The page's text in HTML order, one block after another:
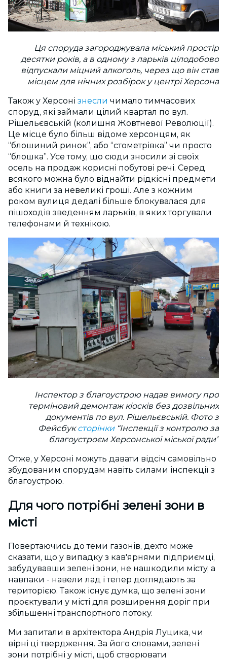
Ця споруда загороджувала міський простір
десятки років, а в одному з ларьків цілодобово
відпускали міцний алкоголь, через що він став
місцем для нічних розбірок у центрі Херсона
Також у Херсоні знесли чимало тимчасових
споруд, які займали цілий квартал по вул.
Рішельєвській (колишня Жовтневої Революції).
Це місце було більш відоме херсонцям, як
“блошиний ринок”, або “стометрівка” чи просто
“блошка”. Усе тому, що сюди зносили зі своїх
осель на продаж корисні побутові речі. Серед
всякого можна було віднайти рідкісні предмети
або книги за невеликі гроші. Але з кожним
роком вулиця дедалі більше блокувалася для
пішоходів зведенням ларьків, в яких торгували
телефонами й технікою.
Інспектор з благоустрою надав вимогу про
терміновий демонтаж кіосків без дозвільних
документів по вул. Рішельєвській. Фото з
Фейсбуксторінки “Інспекції з контролю за
благоустроєм Херсонської міської ради”
Отже, у Херсоні можуть давати відсіч самовільно
збудованим спорудам навіть силами інспекції з
благоустрою.
Для чого потрібні зелені зони в
місті
Повертаючись до теми газонів, дехто може
сказати, що у випадку з кав'ярнями підприємці,
забудувавши зелені зони, не нашкодили місту, а
навпаки - навели лад і тепер доглядають за
територією. Також існує думка, що зелені зони
проєктували у місті для розширення доріг при
збільшенні транспортного потоку.
Ми запитали в архітектора Андрія Луцика, чи
вірні ці твердження. За його словами, зелені
зони потрібні у місті, щоб створювати